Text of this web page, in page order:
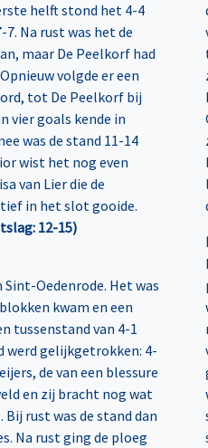
helft stond het 4-4
Na rust was het de
maar De Peelkorf had
volgde er een
tot De Peelkorf bij
vier goals kende in
was de stand 11-14
wist het nog even
van Lier die de
in het slot gooide.
12-15)
Sint-Oedenrode. Het was
kwam en een
tussenstand van 4-1
werd gelijkgetrokken: 4-
de van een blessure
en zij bracht nog wat
rust was de stand dan
Na rust ging de ploeg